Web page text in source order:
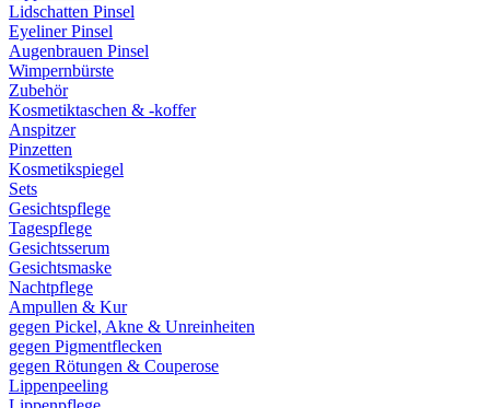
Lidschatten Pinsel
Eyeliner Pinsel
Augenbrauen Pinsel
Wimpernbürste
Zubehör
Kosmetiktaschen & -koffer
Anspitzer
Pinzetten
Kosmetikspiegel
Sets
Gesichtspflege
Tagespflege
Gesichtsserum
Gesichtsmaske
Nachtpflege
Ampullen & Kur
gegen Pickel, Akne & Unreinheiten
gegen Pigmentflecken
gegen Rötungen & Couperose
Lippenpeeling